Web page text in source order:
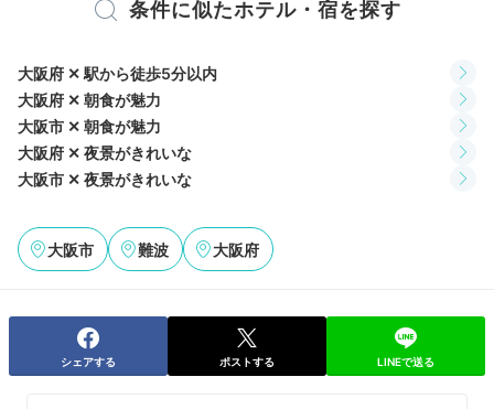
客室から差し込む朝日で目が覚めたら、ゆったりバスタ
です。スイスの花や木から採れたエッセンシャルオイル
を使っているので、香りもナチュラル。
朝はホテルのふかふかベッドでごろごろしながら過ごしました。夜
景と一変、客室から朝焼けを眺めるのも最高でした。
条件に似たホテル・宿を探す
大阪府 ✕ 駅から徒歩5分以内
大阪府 ✕ 朝食が魅力
大阪市 ✕ 朝食が魅力
大阪府 ✕ 夜景がきれいな
大阪市 ✕ 夜景がきれいな
大阪市 難波 大阪府
シェアする ポストする LINEで送る